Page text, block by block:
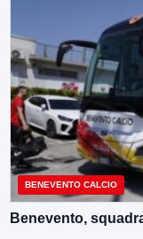
BENEVENTO CALCIO
Benevento,